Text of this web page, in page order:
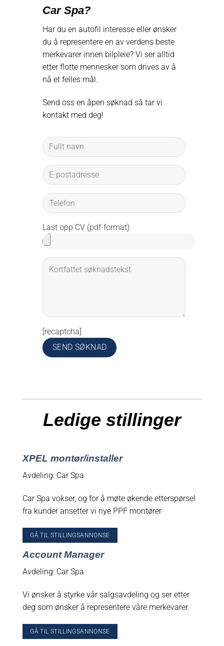
Car Spa?
Har du en autofil interesse eller ønsker
du å representere en av verdens beste
merkevarer innen bilpleie? Vi ser alltid
etter flotte mennesker som drives av å
nå et felles mål.
Send oss en åpen søknad så tar vi
kontakt med deg!
Last opp CV (pdf-format)
[recaptcha]
Ledige stillinger
XPEL montør/installer
Avdeling: Car Spa
Car Spa vokser, og for å møte økende etterspørsel
fra kunder ansetter vi nye PPF montører
GÅ TIL STILLINGSANNONSE
Account Manager
Avdeling: Car Spa
Vi ønsker å styrke vår salgsavdeling og ser etter
deg som ønsker å representere våre merkevarer.
GÅ TIL STILLINGSANNONSE